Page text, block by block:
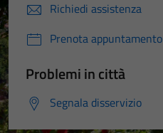
Richiedi assistenza
Prenota appuntamento
Problemi in città
Segnala disservizio